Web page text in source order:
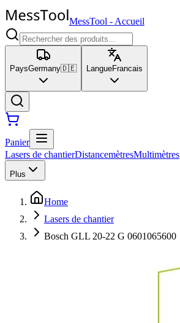
MessTool - Accueil
PaysGermany🇩🇪 LangueFrancais
Panier
Lasers de chantierDistancemètresMultimètres
Plus
Home
Lasers de chantier
Bosch GLL 20-22 G 0601065600